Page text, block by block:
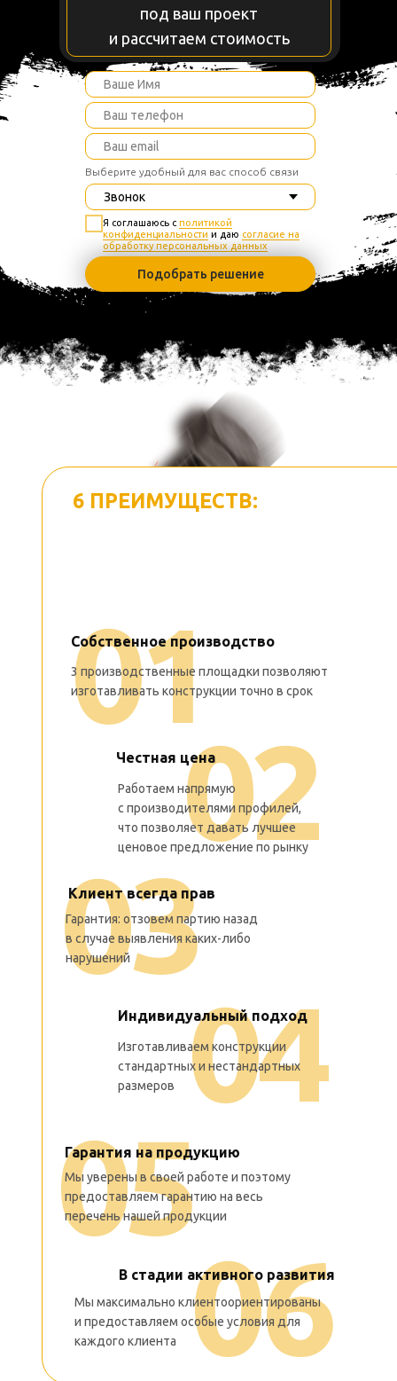
под ваш проект
и рассчитаем стоимость
Выберите удобный для вас способ связи
Я соглашаюсь с политикой
конфиденциальности и даю согласие на
обработку персональных данных
Подобрать решение
6
01
04
3 производственные площадки позволяют
изготавливать конструкции точно в срок
02
6 ПРЕИМУЩЕСТВ:
03
Работаем напрямую
с производителями профилей,
что позволяет давать лучшее
ценовое предложение по рынку
05
Изготавливаем конструкции
стандартных и нестандартных
размеров
Мы максимально
клиентоориентированы
и предоставляем особые условия
Мы уверены в своей работе и поэтому
предоставляем гарантию на весь
перечень нашей продукции
Гарантия: отзовем партию назад
в случае выявления каких-либо
нарушений
06
Собственное производство
Индивидуальный подход
Честная цена
Клиент всегда прав
Гарантия на продукцию
В стадии активного развития
Мы максимально клиентоориентированы
и предоставляем особые условия для
каждого клиента